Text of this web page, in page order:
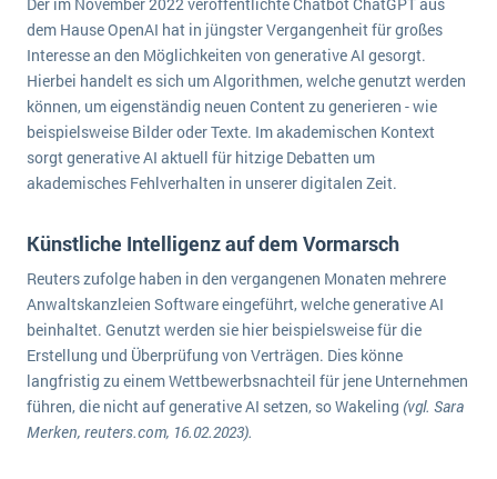
ERP-Trends in der Produktion
NACHRICHTENARCHIV
dem Hause OpenAI hat in jüngster Vergangenheit für großes
Interesse an den Möglichkeiten von generative AI gesorgt.
Hierbei handelt es sich um Algorithmen, welche genutzt werden
können, um eigenständig neuen Content zu generieren - wie
beispielsweise Bilder oder Texte. Im akademischen Kontext
sorgt generative AI aktuell für hitzige Debatten um
akademisches Fehlverhalten in unserer digitalen Zeit.
Künstliche Intelligenz auf dem Vormarsch
Reuters zufolge haben in den vergangenen Monaten mehrere
Anwaltskanzleien Software eingeführt, welche generative AI
beinhaltet. Genutzt werden sie hier beispielsweise für die
Erstellung und Überprüfung von Verträgen. Dies könne
langfristig zu einem Wettbewerbsnachteil für jene Unternehmen
führen, die nicht auf generative AI setzen, so Wakeling (vgl. Sara
Merken, reuters.com, 16.02.2023).